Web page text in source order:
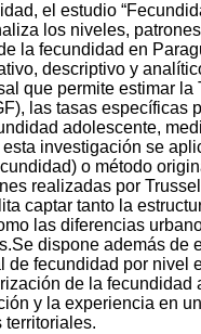
el estudio
los niveles,
la fecundidad en
descriptivo y
que permite estimar la
las tasas específicas
adolescente,
investigación se
o método
realizadas por
captar tanto la
las diferencias
dispone además de
de fecundidad por nivel
de la fecundidad
y la experiencia en
territoriales.